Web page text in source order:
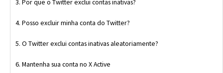
Por que o Twitter exclui contas inativas?
Posso excluir minha conta do Twitter?
O Twitter exclui contas inativas aleatoriamente?
Mantenha sua conta no X Active